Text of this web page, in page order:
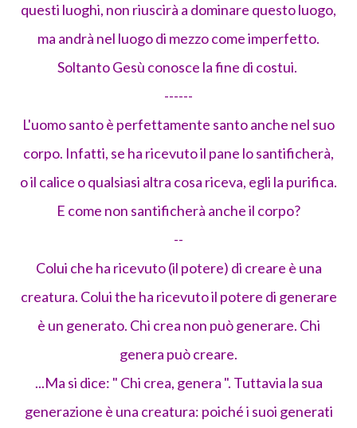
questi luoghi, non riuscirà a dominare questo luogo,
ma andrà nel luogo di mezzo come imperfetto.
Soltanto Gesù conosce la fine di costui.
------
L'uomo santo è perfettamente santo anche nel suo
corpo. Infatti, se ha ricevuto il pane lo santificherà,
o il calice o qualsiasi altra cosa riceva, egli la purifica.
E come non santificherà anche il corpo?
--
Colui che ha ricevuto (il potere) di creare è una
creatura. Colui the ha ricevuto il potere di generare
è un generato. Chi crea non può generare. Chi
genera può creare.
...Ma si dice: " Chi crea, genera ". Tuttavia la sua
generazione è una creatura: poiché i suoi generati